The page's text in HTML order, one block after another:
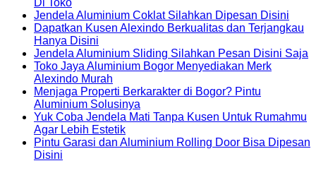
Di Toko
Jendela Aluminium Coklat Silahkan Dipesan Disini
Dapatkan Kusen Alexindo Berkualitas dan Terjangkau
Hanya Disini
Jendela Aluminium Sliding Silahkan Pesan Disini Saja
Toko Jaya Aluminium Bogor Menyediakan Merk
Alexindo Murah
Menjaga Properti Berkarakter di Bogor? Pintu
Aluminium Solusinya
Yuk Coba Jendela Mati Tanpa Kusen Untuk Rumahmu
Agar Lebih Estetik
Pintu Garasi dan Aluminium Rolling Door Bisa Dipesan
Disini